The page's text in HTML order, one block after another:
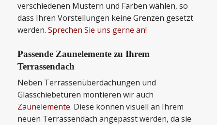
verschiedenen Mustern und Farben wählen, so
dass Ihren Vorstellungen keine Grenzen gesetzt
werden.Sprechen Sie uns gerne an!
Passende Zaunelemente zu Ihrem
Terrassendach
Neben Terrassenüberdachungen und
Glasschiebetüren montieren wir auch
Zaunelemente. Diese können visuell an Ihrem
neuen Terrassendach angepasst werden, da sie